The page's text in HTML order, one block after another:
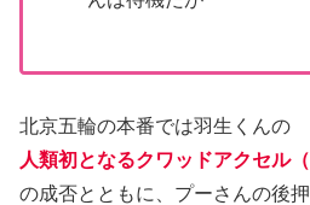
北京五輪の本番では羽生くんの
人類初となるクワッドアクセル
の成否とともに、プーさんの後